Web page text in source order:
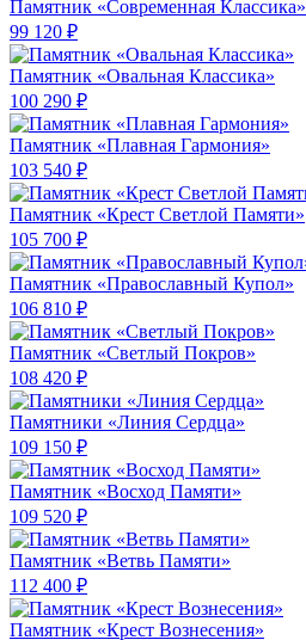
Памятник «Современная Классика»
99 120 ₽
Памятник «Овальная Классика»
100 290 ₽
Памятник «Плавная Гармония»
103 540 ₽
Памятник «Крест Светлой Памяти»
105 700 ₽
Памятник «Православный Купол»
106 810 ₽
Памятник «Светлый Покров»
108 420 ₽
Памятники «Линия Сердца»
109 150 ₽
Памятник «Восход Памяти»
109 520 ₽
Памятник «Ветвь Памяти»
112 400 ₽
Памятник «Крест Вознесения»